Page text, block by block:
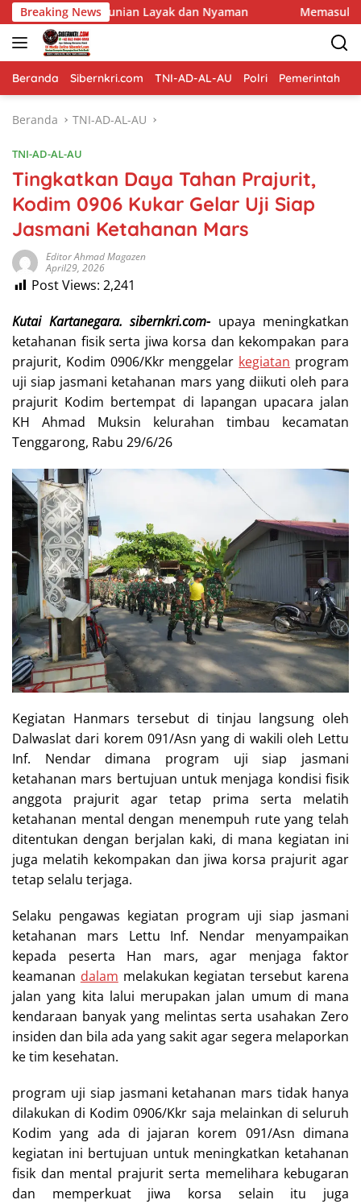
Langsung
ke
konten
Breaking News
Layak dan Nyaman Memasuki Fase Finishing:
Beranda Sibernkri.com TNI-AD-AL-AU Polri Pemerintah
Beranda TNI-AD-AL-AU
TNI-AD-AL-AU
Tingkatkan Daya Tahan Prajurit,
Kodim 0906 Kukar Gelar Uji Siap
Jasmani Ketahanan Mars
Editor Ahmad Magazen
April29, 2026
Post Views: 2,241
Kutai Kartanegara. sibernkri.com-upaya meningkatkan
ketahanan fisik serta jiwa korsa dan kekompakan para
prajurit, Kodim 0906/Kkr menggelar kegiatan program
uji siap jasmani ketahanan mars yang diikuti oleh para
prajurit Kodim bertempat di lapangan upacara jalan
KH Ahmad Muksin kelurahan timbau kecamatan
Tenggarong, Rabu 29/6/26
Kegiatan Hanmars tersebut di tinjau langsung oleh
Dalwaslat dari korem 091/Asn yang di wakili oleh Lettu
Inf. Nendar dimana program uji siap jasmani
ketahanan mars bertujuan untuk menjaga kondisi fisik
anggota prajurit agar tetap prima serta melatih
ketahanan mental dengan menempuh rute yang telah
ditentukan dengan berjalan kaki, di mana kegiatan ini
juga melatih kekompakan dan jiwa korsa prajurit agar
tetap selalu terjaga.
Selaku pengawas kegiatan program uji siap jasmani
ketahanan mars Lettu Inf. Nendar menyampaikan
kepada peserta Han mars, agar menjaga faktor
keamanan dalam melakukan kegiatan tersebut karena
jalan yang kita lalui merupakan jalan umum di mana
kendaraan banyak yang melintas serta usahakan Zero
insiden dan bila ada yang sakit agar segera melaporkan
ke tim kesehatan.
program uji siap jasmani ketahanan mars tidak hanya
dilakukan di Kodim 0906/Kkr saja melainkan di seluruh
Kodim yang ada di jajaran korem 091/Asn dimana
kegiatan ini bertujuan untuk meningkatkan ketahanan
fisik dan mental prajurit serta memelihara kebugaran
dan memperkuat jiwa korsa selain itu juga